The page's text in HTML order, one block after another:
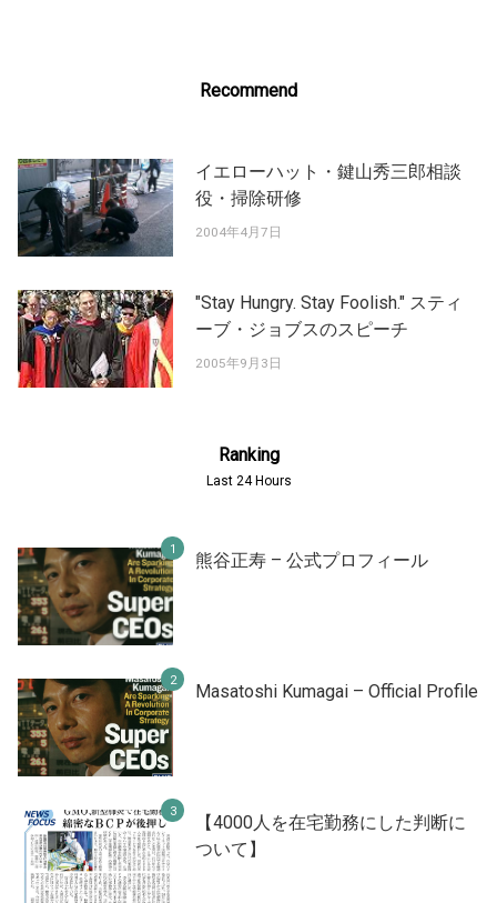
Recommend
イエローハット・鍵山秀三郎相談
役・掃除研修
2004年4月7日
"Stay Hungry. Stay Foolish." スティ
ーブ・ジョブスのスピーチ
2005年9月3日
Ranking
Last 24 Hours
熊谷正寿 – 公式プロフィール
Masatoshi Kumagai – Official Profile
【4000人を在宅勤務にした判断に
ついて】